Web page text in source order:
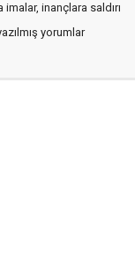
inançlara saldırı
yorumlar